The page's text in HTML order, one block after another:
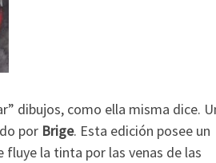
dibujos, como ella misma dice.
por Brige. Esta edición posee un
la tinta por las venas de las